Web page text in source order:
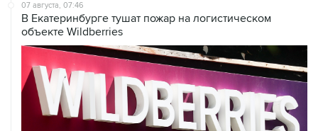
07 августа, 07:46
В Екатеринбурге тушат пожар на логистическом
объекте Wildberries